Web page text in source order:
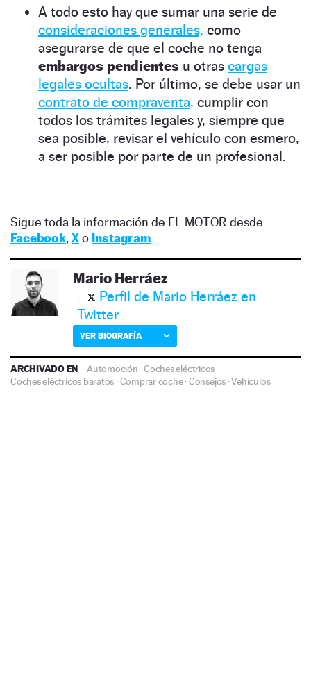
A todo esto hay que sumar una serie de
consideraciones generales, como
asegurarse de que el coche no tenga
embargos pendientes u otras cargas
legales ocultas. Por último, se debe usar un
contrato de compraventa, cumplir con
todos los trámites legales y, siempre que
sea posible, revisar el vehículo con esmero,
a ser posible por parte de un profesional.
Sigue toda la información de EL MOTOR desde
Facebook, Xo Instagram
Mario Herráez
Perfil de Mario Herráez en
Twitter
VER BIOGRAFÍA
ARCHIVADO EN Automoción ·Coches eléctricos ·
Coches eléctricos baratos ·Comprar coche·Consejos ·Vehículos